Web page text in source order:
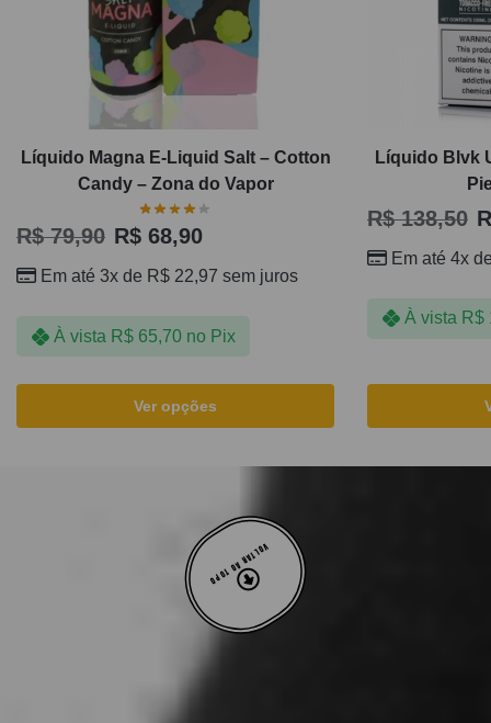
Líquido Magna E-Liquid Salt – Cotton
Candy – Zona do Vapor
R$79,90 R$ 68,90
Em até 3x de R$ 22,97 sem juros
À vista R$65,70 no Pix
Ver opções
Líquido Blvk
R$138,50
Em até 4x
À vista R$
VOLTAR AO TOPO